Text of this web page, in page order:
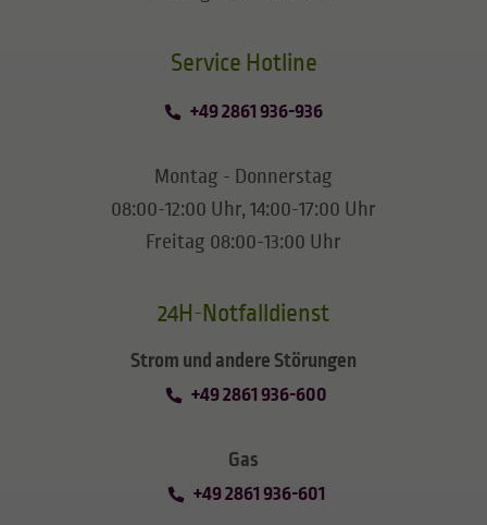
​​​​​​​Service Hotline
+49 2861 936-936
Montag - Donnerstag
08:00-12:00 Uhr, 14:00-17:00 Uhr
Freitag 08:00-13:00 Uhr
24H-Notfalldienst
Strom und andere Störungen
+49 2861 936-600
Gas
+49 2861 936-601